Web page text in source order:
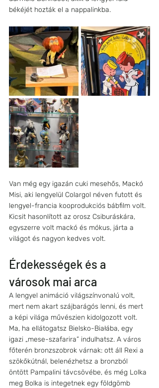
békéjét hozták el a nappalinkba.
Van még egy igazán cuki mesehős, Mackó
Misi, aki lengyelül Colargol néven futott és
lengyel-francia kooprodukciós bábfilm volt.
Kicsit hasonlított az orosz Csiburáskára,
egyszerre volt mackó és mókus, járta a
világot és nagyon kedves volt.
Érdekességek és a
városok mai arca
A lengyel animáció világszínvonalú volt,
mert nem akart szájbarágós lenni, és mert
a képi világa művészien kidolgozott volt.
Ma, ha ellátogatsz Bielsko-Białába, egy
igazi „mese-szafarira” indulhatsz. A város
főterén bronzszobrok várnak: ott áll Rexi a
szökőkútnál, belenézhetsz a bronzból
öntött Pampalini távcsövébe, és még Lolka
meg Bolka is integetnek egy földgömb